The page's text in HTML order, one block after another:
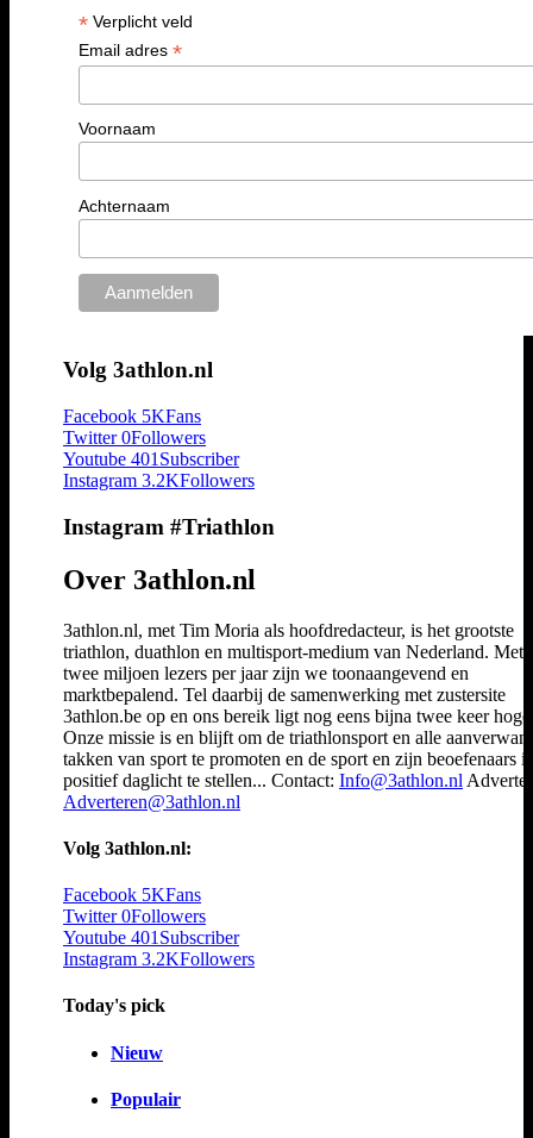
*Verplicht veld
Email adres *
Voornaam
Achternaam
Volg 3athlon.nl
Facebook 5KFans
Twitter 0Followers
Youtube 401 Subscriber
Instagram 3.2KFollowers
Instagram #Triathlon
Over 3athlon.nl
3athlon.nl, met Tim Moria als hoofdredacteur, is het grootste
triathlon, duathlon en multisport-medium van Nederland. Met
twee miljoen lezers per jaar zijn we toonaangevend en
marktbepalend. Tel daarbij de samenwerking met zustersite
3athlon.be op en ons bereik ligt nog eens bijna twee keer
Onze missie is en blijft om de triathlonsport en alle
takken van sport te promoten en de sport en zijn beoefenaars
positief daglicht te stellen... Contact: Info@3athlon.nl
Adverteren@3athlon.nl
Volg 3athlon.nl:
Facebook 5KFans
Twitter 0Followers
Youtube 401 Subscriber
Instagram 3.2KFollowers
Today's pick
Nieuw
Populair